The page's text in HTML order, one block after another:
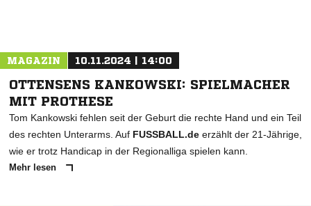
MAGAZIN 10.11.2024 | 14:00
OTTENSENS KANKOWSKI: SPIELMACHER
MIT PROTHESE
Tom Kankowski fehlen seit der Geburt die rechte Hand und ein Teil
des rechten Unterarms. Auf FUSSBALL.de erzählt der 21-Jährige,
wie er trotz Handicap in der Regionalliga spielen kann.
Mehr lesen